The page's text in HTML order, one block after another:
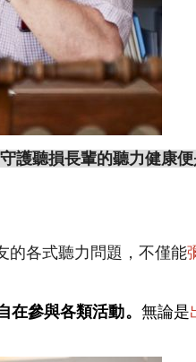
聽損長輩的聽力健康便
的各式聽力問題，不僅能
在參與各類活動。 無論是